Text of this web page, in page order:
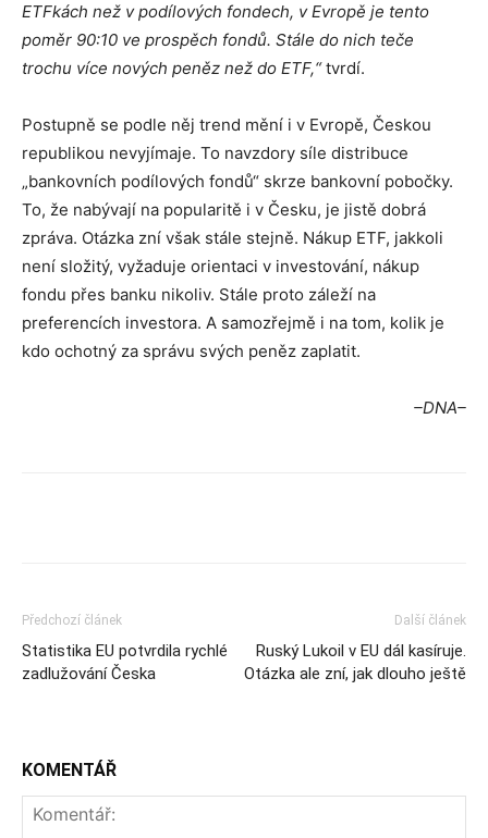
ETFkách než v podílových fondech, v Evropě je tento
poměr 90:10 ve prospěch fondů. Stále do nich teče
trochu více nových peněz než do ETF,“tvrdí.
Postupně se podle něj trend mění i v Evropě, Českou
republikou nevyjímaje. To navzdory síle distribuce
„bankovních podílových fondů“ skrze bankovní pobočky.
To, že nabývají na popularitě i v Česku, je jistě dobrá
zpráva. Otázka zní však stále stejně. Nákup ETF, jakkoli
není složitý, vyžaduje orientaci v investování, nákup
fondu přes banku nikoliv. Stále proto záleží na
preferencích investora. A samozřejmě i na tom, kolik je
kdo ochotný za správu svých peněz zaplatit.
–DNA–
Předchozí článek
Statistika EU potvrdila rychlé
zadlužování Česka
Další článek
Ruský Lukoil v EU dál kasíruje.
Otázka ale zní, jak dlouho ještě
KOMENTÁŘ